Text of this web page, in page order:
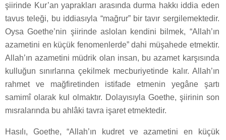
şiirinde Kur’an yaprakları arasında durma hakkı iddia eden
tavus teleği, bu iddiasıyla “mağrur” bir tavır sergilemektedir.
Oysa Goethe’nin şiirinde aslolan kendini bilmek, “Allah’ın
azametini en küçük fenomenlerde” dahi müşahede etmektir.
Allah’ın azametini müdrik olan insan, bu azamet karşısında
kulluğun sınırlarına çekilmek mecburiyetinde kalır. Allah’ın
rahmet ve mağfiretinden istifade etmenin yegâne şartı
samimî olarak kul olmaktır. Dolayısıyla Goethe, şiirinin son
mısralarında bu ahlâki tavra işaret etmektedir.
Hasılı, Goethe, “Allah’ın kudret ve azametini en küçük